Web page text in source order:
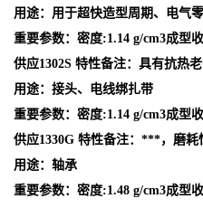
用途：用于超快造型周期、电气
重要参数：密度:1.14 g/cm3成型
供应1302S 特性备注：具有抗热
用途：接头、电线绑扎带
重要参数：密度:1.14 g/cm3成型
供应1330G 特性备注：***，磨
用途：轴承
重要参数：密度:1.48 g/cm3成型